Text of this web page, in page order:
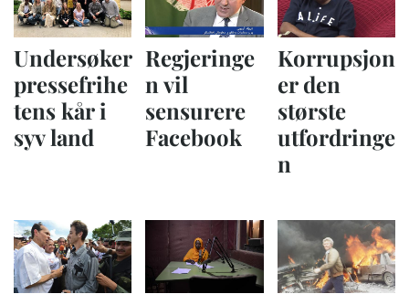
Undersøker
pressefrihe
tens kår i
syv land
Regjeringe
n vil
sensurere
Facebook
Korrupsjon
er den
største
utfordringe
n